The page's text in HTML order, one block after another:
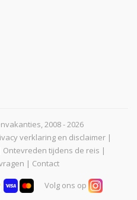
2008 - 2026
verklaring en disclaimer |
Ontevreden tijdens de reis |
| Contact
Volg ons op